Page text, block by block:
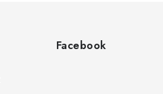
Facebook